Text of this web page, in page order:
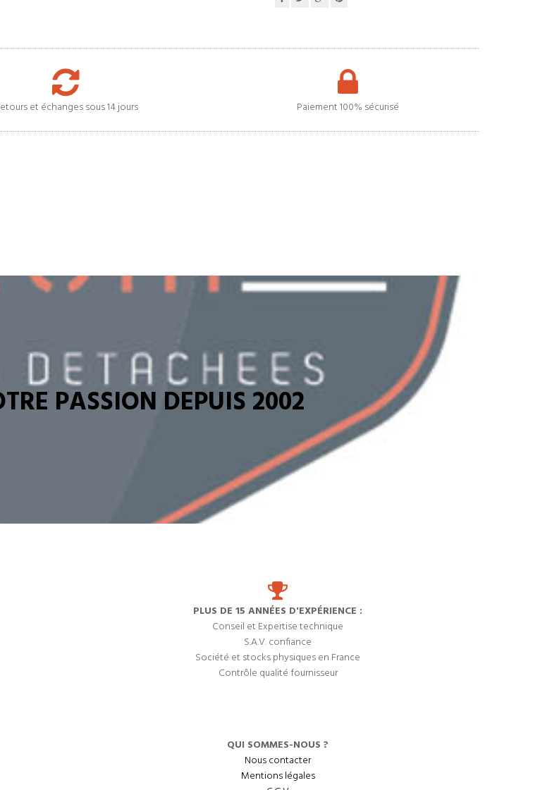
et échanges sous 14 jours Paiement 100% sécurisé
PASSION DEPUIS 2002
PLUS DE 15 ANNÉES D'EXPÉRIENCE :
Conseil et Expertise technique
S.A.V. confiance
Société et stocks physiques en France
Contrôle qualité fournisseur
QUI SOMMES-NOUS ?
Nous contacter
Mentions légales